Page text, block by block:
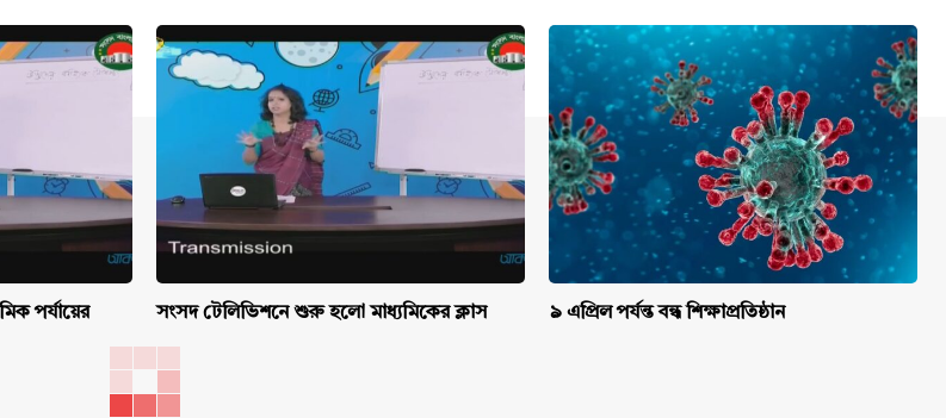
পর্যায়ের
সংসদ টেলিভিশনে শুরু হলো মাধ্যমিকের ক্লাস ৯ এপ্রিল পর্যন্ত বন্ধ শিক্ষাপ্রতিষ্ঠান